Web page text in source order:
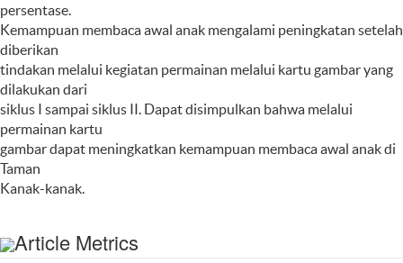
persentase.
Kemampuan membaca awal anak mengalami peningkatan setelah
diberikan
tindakan melalui kegiatan permainan melalui kartu gambar yang
dilakukan dari
siklus I sampai siklus II. Dapat disimpulkan bahwa melalui
permainan kartu
gambar dapat meningkatkan kemampuan membaca awal anak di
Taman
Kanak-kanak.
Article Metrics